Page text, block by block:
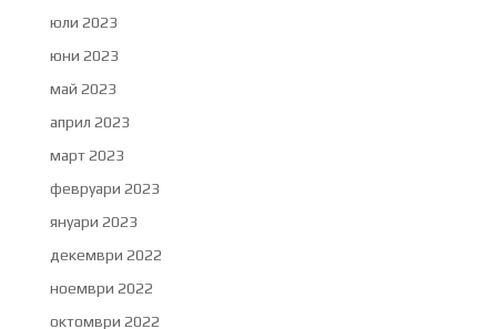
юли 2023
юни 2023
май 2023
април 2023
март 2023
февруари 2023
януари 2023
декември 2022
ноември 2022
октомври 2022